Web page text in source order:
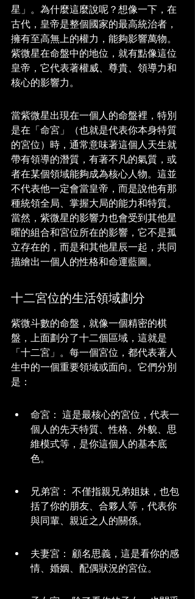
星」。為什麼這麼說呢？想像一下，在
古代，皇帝是整個國家的最高統治者，
擁有至高無上的權力，能夠影響萬物。
紫微星在命盤中的地位，就有點像這位
皇帝，它代表著權威、尊貴、領導力和
核心的影響力。
當紫微星出現在一個人的命盤裡，特別
是在「命宮」（也就是代表你本身特質
的宮位）時，通常意味著這個人天生就
帶有領導的潛質，有著不凡的氣質，或
者在某個領域能夠成為核心人物。這並
不代表他一定會當皇帝，而是說他有那
種統領全局、掌握大局的能力和特質。
當然，紫微星的影響力也會受到其他星
曜的組合和宮位所在的影響，它不是孤
立存在的，而是和其他星辰一起，共同
描繪出一個人的性格和命運藍圖。
十二宮位的生活領域劃分
紫微斗數的命盤，就像一個精密的棋
盤，上面劃分了十二個區域，這就是
「十二宮」。每一個宮位，都代表著人
生中的一個重要領域或面向。它們分別
是：
命宮： 這是最核心的宮位，代表一
個人的先天特質、性格、外貌、思
維模式等，是你這個人的基本底
色。
兄弟宮： 不僅指親兄弟姐妹，也包
括了你的朋友、合夥人等，代表你
與同輩、親近之人的關係。
夫妻宮： 顧名思義，這是看你的感
情、婚姻、配偶狀況的宮位。